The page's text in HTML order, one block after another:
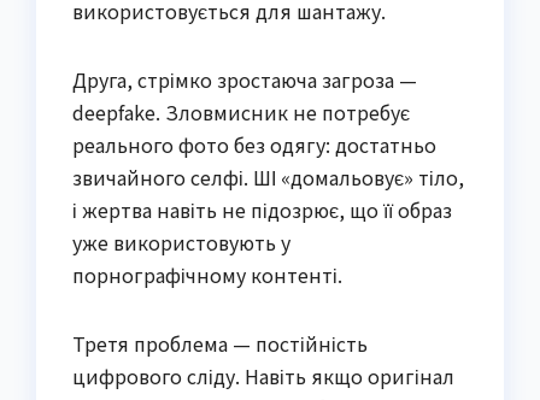
використовується для шантажу.
Друга, стрімко зростаюча загроза —
deepfake. Зловмисник не потребує
реального фото без одягу: достатньо
звичайного селфі. ШІ «домальовує» тіло,
і жертва навіть не підозрює, що її образ
уже використовують у
порнографічному контенті.
Третя проблема — постійність
цифрового сліду. Навіть якщо оригінал